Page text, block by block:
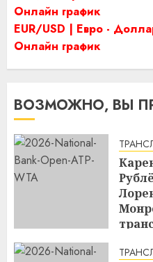
Онлайн график
EUR/USD | Евро -
Онлайн график
ВОЗМОЖНО, ВЫ